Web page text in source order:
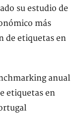
su estudio de
más
de etiquetas en